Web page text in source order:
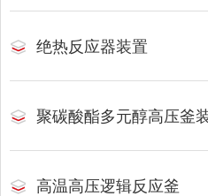
绝热反应器装置
聚碳酸酯多元醇高压釜
高温高压逻辑反应釜